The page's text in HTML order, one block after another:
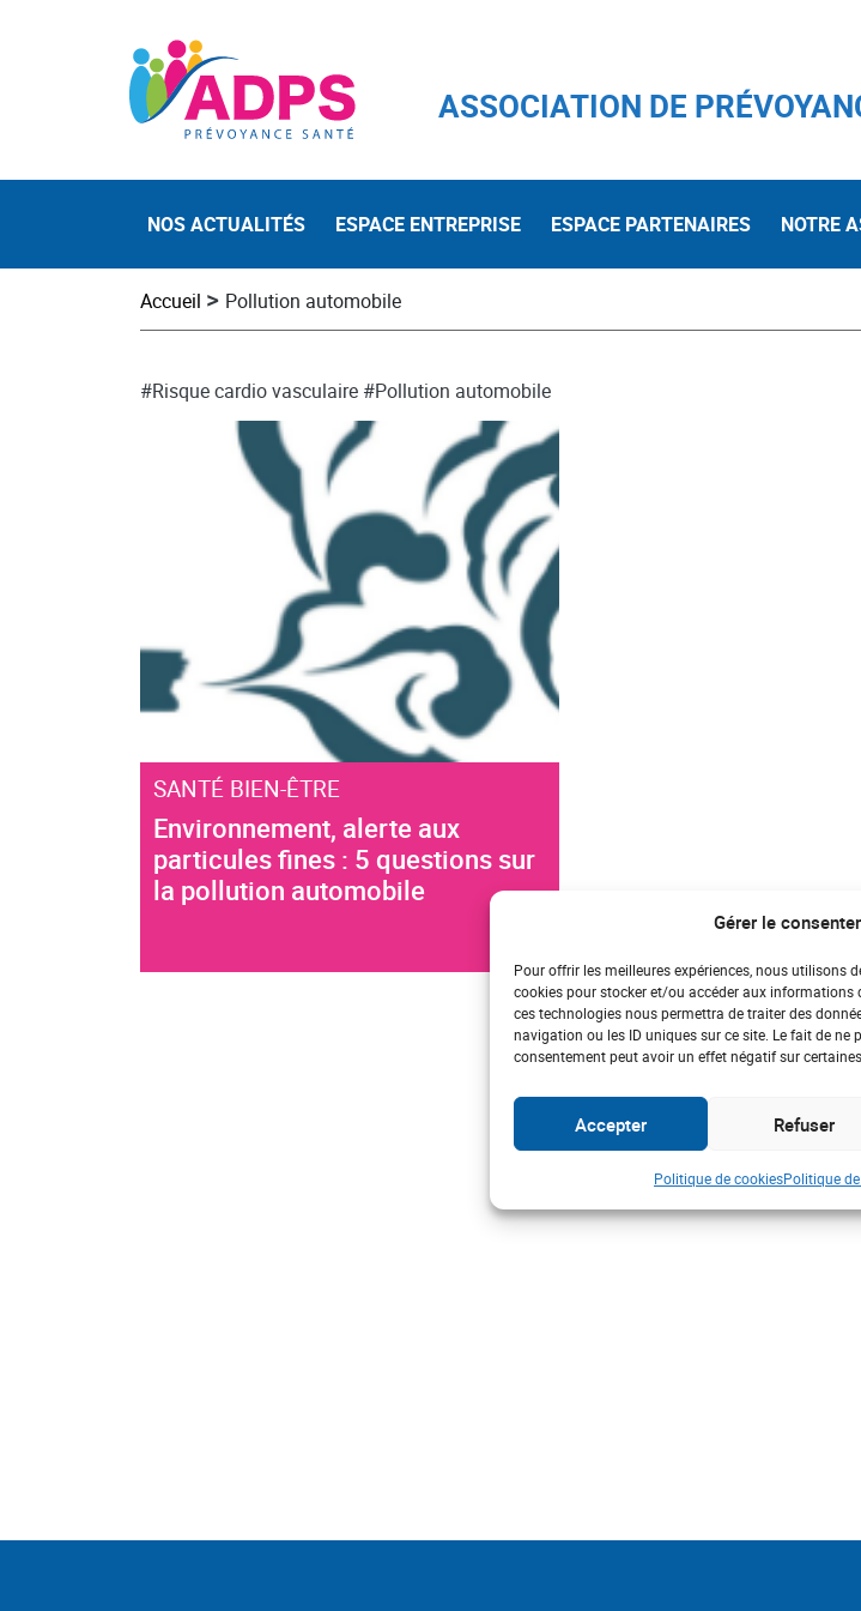
Gérer le
Pour offrir les meilleures expériences, nous utilisons
cookies pour stocker et/ou accéder aux informations
ces technologies nous permettra de traiter des
navigation ou les ID uniques sur ce site. Le fait de ne
consentement peut avoir un effet négatif sur
Accepter Refuser
Politique de cookiesPolitique
ASSOCIATION DE
NOS ACTUALITÉS ESPACE ENTREPRISE ESPACE PARTENAIRES NOTRE
Accueil > Pollution automobile
#Risque cardio vasculaire #Pollution automobile
SANTÉ BIEN-ÊTRE
Environnement, alerte aux
particules fines : 5 questions sur
la pollution automobile